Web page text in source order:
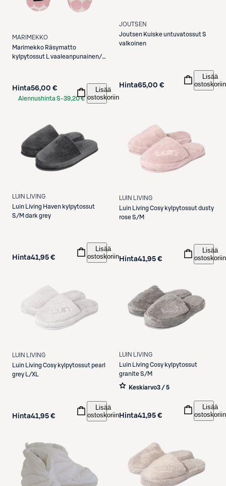
MARIMEKKO
Marimekko Räsymatto
kylpytossut L vaaleanpunainen/
Hinta56,00 €
Alennushinta S-39,20 €
Lisää
ostoskoriin
JOUTSEN
Joutsen Kuiske untuvatossut S
valkoinen
Hinta65,00 €
Lisää
ostoskoriin
LUIN LIVING
Luin Living Haven kylpytossut
S/M dark grey
Hinta41,95 €
Lisää
ostoskoriin
LUIN LIVING
Luin Living Cosy kylpytossut dusty
rose S/M
Hinta41,95 €
Lisää
ostoskoriin
LUIN LIVING
Luin Living Cosy kylpytossut pearl
grey L/XL
Hinta41,95 €
Lisää
ostoskoriin
LUIN LIVING
Luin Living Cosy kylpytossut
granite S/M
Keskiarvo3 / 5
Hinta41,95 €
Lisää
ostoskoriin